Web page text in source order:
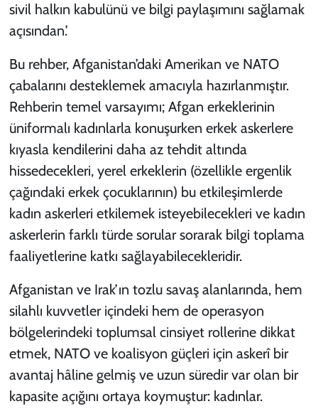
sivil halkın kabulünü ve bilgi paylaşımını sağlamak
açısından.’
Bu rehber, Afganistan’daki Amerikan ve NATO
çabalarını desteklemek amacıyla hazırlanmıştır.
Rehberin temel varsayımı; Afgan erkeklerinin
üniformalı kadınlarla konuşurken erkek askerlere
kıyasla kendilerini daha az tehdit altında
hissedecekleri, yerel erkeklerin (özellikle ergenlik
çağındaki erkek çocuklarının) bu etkileşimlerde
kadın askerleri etkilemek isteyebilecekleri ve kadın
askerlerin farklı türde sorular sorarak bilgi toplama
faaliyetlerine katkı sağlayabilecekleridir.
Afganistan ve Irak’ın tozlu savaş alanlarında, hem
silahlı kuvvetler içindeki hem de operasyon
bölgelerindeki toplumsal cinsiyet rollerine dikkat
etmek, NATO ve koalisyon güçleri için askerî bir
avantaj hâline gelmiş ve uzun süredir var olan bir
kapasite açığını ortaya koymuştur: kadınlar.